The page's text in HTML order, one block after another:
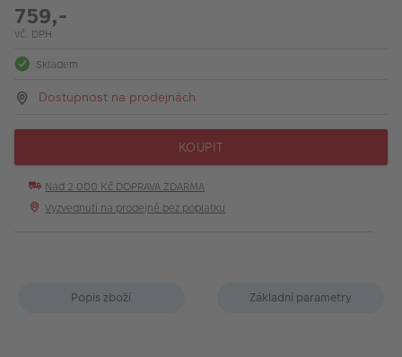
759,-
vč. DPH
Skladem
Dostupnost na prodejnách
KOUPIT
Nad 2 000 Kč DOPRAVA ZDARMA
Vyzvednutí na prodejně bez poplatku
Popis zboží Základní parametry